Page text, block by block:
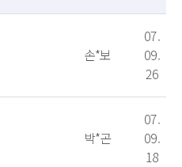
손*보
07.
09.
26
박*곤
07.
09.
18